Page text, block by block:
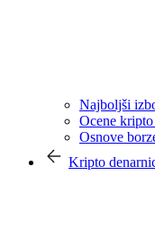
Najboljši
Ocene
Osnove
Kripto